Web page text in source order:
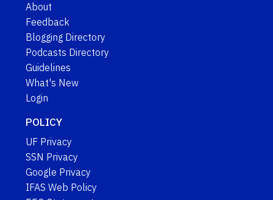
About
Feedback
Blogging Directory
Podcasts Directory
Guidelines
What's New
Login
POLICY
UF Privacy
SSN Privacy
Google Privacy
IFAS Web Policy